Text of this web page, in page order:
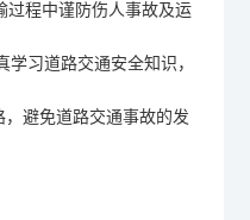
过程中谨防伤人事故及运
习道路交通安全知识，
，避免道路交通事故的发